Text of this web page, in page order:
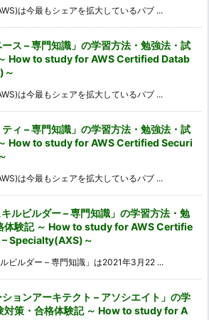
は今最もシェアを拡大しているパブ ...
ース – 専門知識」の学習方法・勉強法・試
How to study for AWS Certified Datab
～
は今最もシェアを拡大しているパブ ...
ティ – 専門知識」の学習方法・勉強法・試
How to study for AWS Certified Securi
は今最もシェアを拡大しているパブ ...
ルビルダー – 専門知識」の学習方法・勉
体験記 ～ How to study for AWS Certifie
Specialty(AXS)～
ビルダー – 専門知識」は2021年3月22 ...
ションアーキテクト – アソシエイト」の学
対策・合格体験記 ～ How to study for A